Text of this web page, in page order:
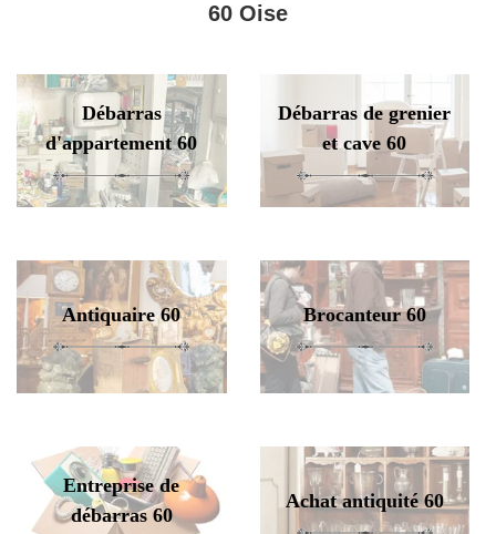
60 Oise
Débarras
d'appartement 60
Débarras de grenier
et cave 60
Antiquaire 60 Brocanteur 60
Entreprise de
débarras 60
Achat antiquité 60